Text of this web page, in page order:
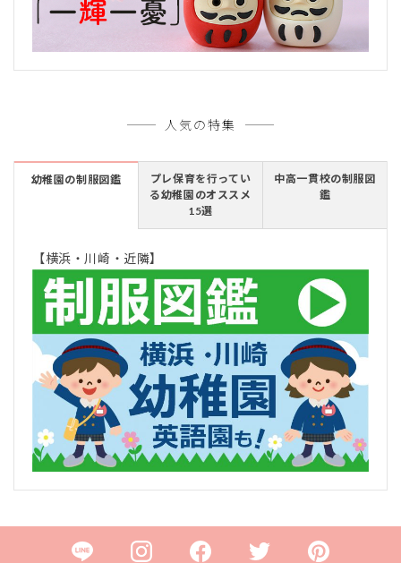
人気の特集
幼稚園の制服図鑑
プレ保育を行ってい
る幼稚園のオススメ
15選
中高一貫校の制服図
鑑
【横浜・川崎・近隣】